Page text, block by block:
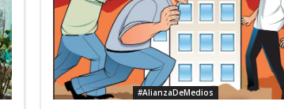
#AlianzaDeMedios